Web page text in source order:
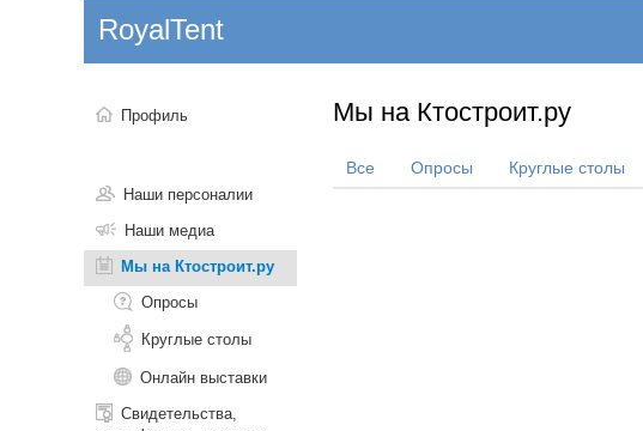
Поиск
НОВОСТИ
RoyalTent
Профиль
Наши персоналии
Наши медиа
Мы на Ктостроит.ру
Опросы
Круглые столы
Онлайн выставки
Свидетельства,
Мы на Ктостроит.ру
Все Опросы Круглые столы